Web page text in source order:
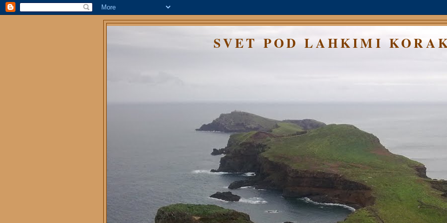
SVET POD LAHKIMI